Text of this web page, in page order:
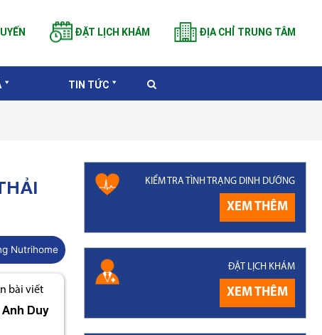
ĐẶT LỊCH KHÁM ĐỊA CHỈ TRUNG TÂM
TIN TỨC
Nutrihome
bài viết
Duy
KIỂM TRA TÌNH TRẠNG DINH DƯỠNG
XEM THÊM
ĐẶT LỊCH KHÁM
XEM THÊM